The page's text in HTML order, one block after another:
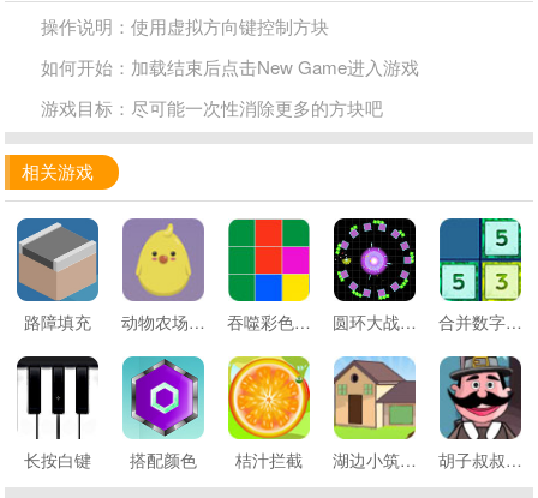
操作说明：使用虚拟方向键控制方块
如何开始：加载结束后点击New Game进入游戏
游戏目标：尽可能一次性消除更多的方块吧
相关游戏
路障填充 动物农场合并 吞噬彩色方块 圆环大战方块 合并数字方块
长按白键 搭配颜色 桔汁拦截 湖边小筑逃生 胡子叔叔逃脱